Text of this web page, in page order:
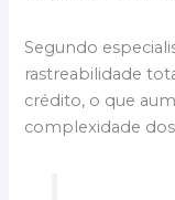
Segundo
rastreabilidade
crédito, o que
complexidade